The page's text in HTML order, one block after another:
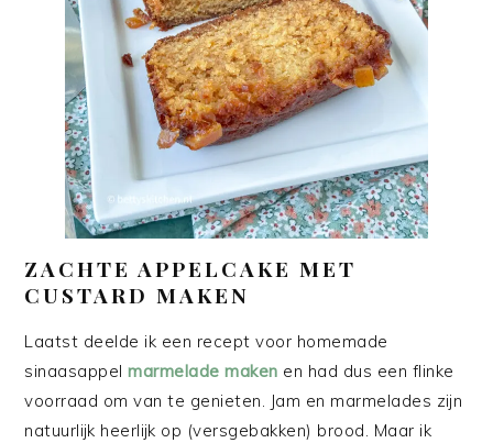
ZACHTE APPELCAKE MET
CUSTARD MAKEN
Laatst deelde ik een recept voor homemade
sinaasappelmarmelade maken en had dus een flinke
voorraad om van te genieten. Jam en marmelades zijn
natuurlijk heerlijk op (versgebakken) brood. Maar ik